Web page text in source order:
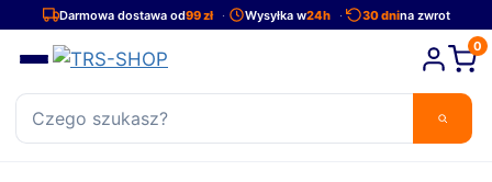
PrzejdźDarmowa dostawa od99 zł Wysyłka w24h 30 dnina zwrot
0